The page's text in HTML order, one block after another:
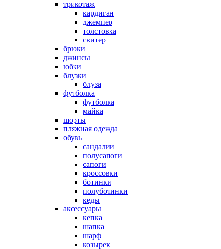
трикотаж
кардиган
джемпер
толстовка
свитер
брюки
джинсы
юбки
блузки
блуза
футболка
футболка
майка
шорты
пляжная одежда
oбувь
сандалии
полусапоги
сапоги
кроссовки
ботинки
полуботинки
кеды
аксессуары
кепка
шапка
шарф
козырек